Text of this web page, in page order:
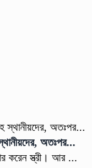
অতঃপর...
করেন স্ত্রী। আর ...